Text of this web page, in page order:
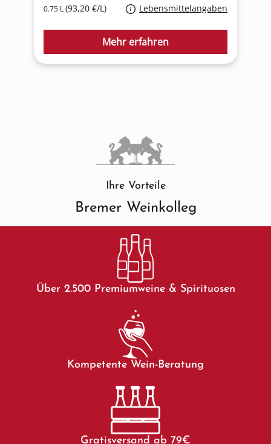
0.75 L(93,20 €/L) Lebensmittelangaben
Mehr erfahren
Ihre Vorteile
Bremer Weinkolleg
Über 2.500 Premiumweine & Spirituosen
Kompetente Wein-Beratung
Gratisversand ab 79€